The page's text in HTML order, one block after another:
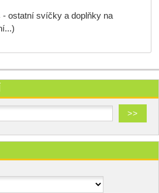
- ostatní svíčky a doplňky na